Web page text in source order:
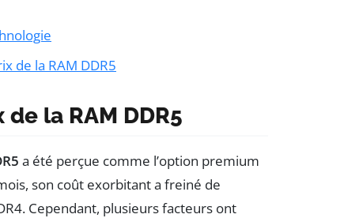
de la RAM DDR5
la RAM DDR5
a été perçue comme l’option premium
son coût exorbitant a freiné de
Cependant, plusieurs facteurs ont